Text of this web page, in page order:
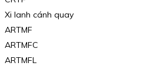
Xi lanh cánh quay
ARTMF
ARTMFC
ARTMFL